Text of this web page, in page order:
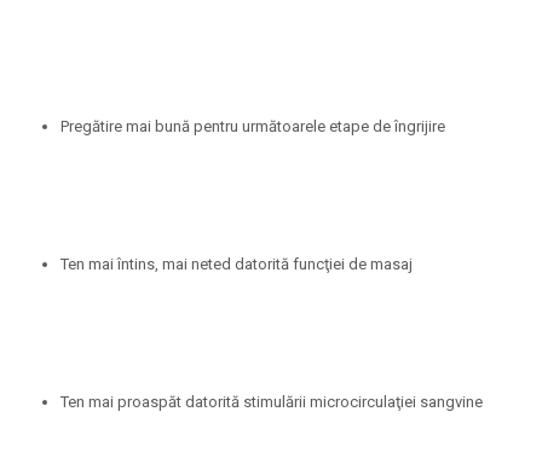
Pregătire mai bună pentru următoarele etape de îngrijire
Ten mai întins, mai neted datorită funcţiei de masaj
Ten mai proaspăt datorită stimulării microcirculaţiei sangvine